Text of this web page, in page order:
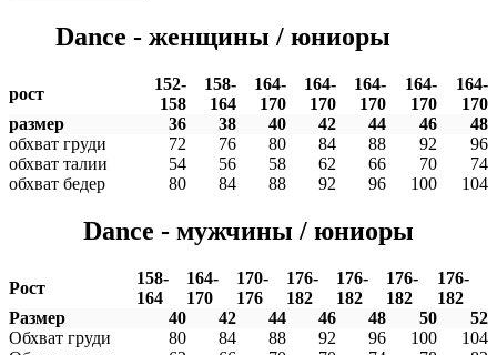
Dance - женщины / юниоры
рост
152-
158
158-
164
164-
170
164-
170
164-
170
164-
170
164-
170
размер
36 38 40 42 44 46
48
обхват груди
72 76 80 84 88 92
96
обхват талии
54 56 58 62 66 70
74
обхват бедер
80 84 88 92 96 100 104
Dance - мужчины / юниоры
Рост
158-
164
164-
170
170-
176
176-
182
176-
182
176-
182
176-
182
Размер
40 42 44 46 48 50
52
Обхват груди
80 84 88 92 96 100
104